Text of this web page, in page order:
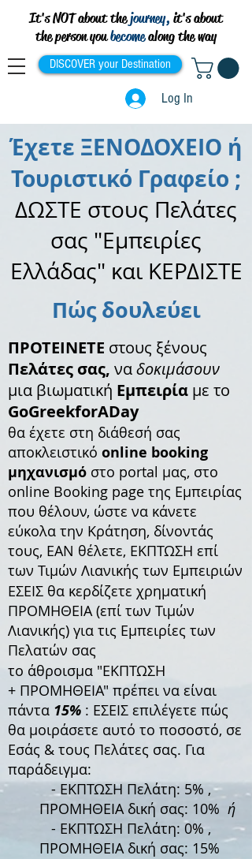
It's NOT about thejourney, it's about
the person youbecomealong the way
DISCOVER your Destination
Log In
Έχετε ΞΕΝΟΔΟΧΕΙΟ ή
Τουριστικό Γραφείο ;
ΔΩΣΤΕ στους Πελάτες
σας "Εμπειρίες
Ελλάδας" και ΚΕΡΔΙΣΤΕ
Πώς δουλεύει
ΠΡΟΤΕΙΝΕΤΕ στους ξένους
Πελάτες σας, ναδοκιμάσουν
μια βιωματική Εμπειρία με το
GoGreekforADay
θα έχετε στη διάθεσή σας
αποκλειστικό online booking
μηχανισμό στο portal μας, στο
online Booking page της Εμπειρίας
που θέλουν, ώστε να κάνετε
εύκολα την Κράτηση, δίνοντάς
τους, ΕΑΝ θέλετε, ΕΚΠΤΩΣΗ επί
των Τιμών Λιανικής των Εμπειριών
ΕΣΕΙΣ θα κερδίζετε χρηματική
ΠΡΟΜΗΘΕΙΑ (επί των Τιμών
Λιανικής) για τις Εμπειρίες των
Πελατών σας
το άθροισμα "ΕΚΠΤΩΣΗ
+ ΠΡΟΜΗΘΕΙΑ" πρέπει να είναι
πάντα 15% : ΕΣΕΙΣ επιλέγετε πώς
θα μοιράσετε αυτό το ποσοστό, σε
Εσάς & τους Πελάτες σας. Για
παράδειγμα:
- ΕΚΠΤΩΣΗ Πελάτη: 5% ,
ΠΡΟΜΗΘΕΙΑ δική σας: 10% ή
- ΕΚΠΤΩΣΗ Πελάτη: 0% ,
ΠΡΟΜΗΘΕΙΑ δική σας: 15%